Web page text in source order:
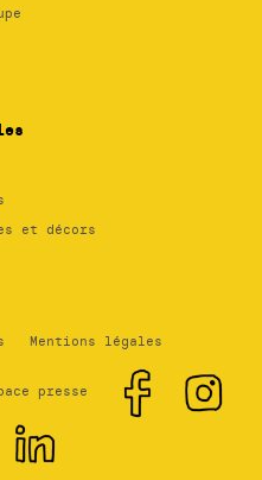
et décors
Mentions légales
presse